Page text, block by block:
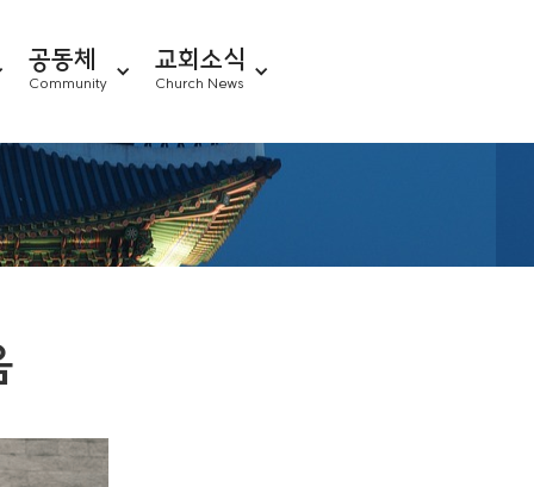
공동체
Community
교회소식
Church News